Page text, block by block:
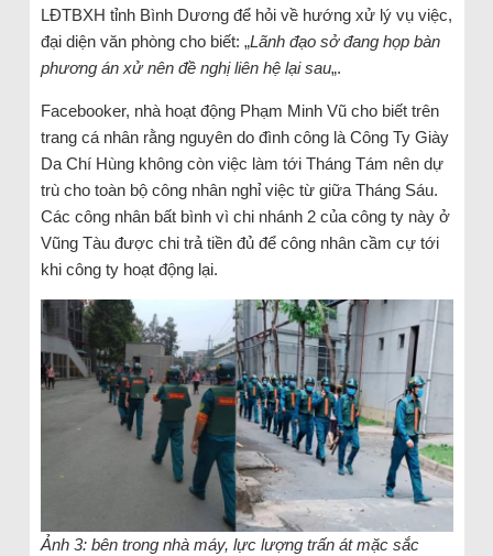
LĐTBXH tỉnh Bình Dương để hỏi về hướng xử lý vụ việc,
đại diện văn phòng cho biết: „Lãnh đạo sở đang họp bàn
phương án xử nên đề nghị liên hệ lại sau„.
Facebooker, nhà hoạt động Phạm Minh Vũ cho biết trên
trang cá nhân rằng nguyên do đình công là Công Ty Giày
Da Chí Hùng không còn việc làm tới Tháng Tám nên dự
trù cho toàn bộ công nhân nghỉ việc từ giữa Tháng Sáu.
Các công nhân bất bình vì chi nhánh 2 của công ty này ở
Vũng Tàu được chi trả tiền đủ để công nhân cầm cự tới
khi công ty hoạt động lại.
Ảnh 3: bên trong nhà máy, lực lượng trấn át mặc sắc